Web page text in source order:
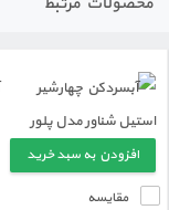
افزودن به سبد خرید
مقایسه